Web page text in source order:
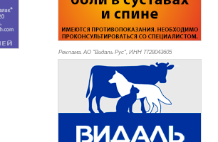
Реклама. АО "Видаль Рус", ИНН 7728043605